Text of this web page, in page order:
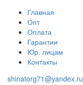
Главная
Опт
Оплата
Гарантии
Юр. лицам
Контакты
shinatorg71@yandex.ru